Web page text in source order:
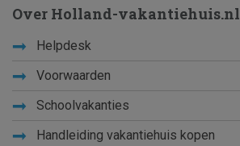
Over Holland-vakantiehuis.nl
Helpdesk
Voorwaarden
Schoolvakanties
Handleiding vakantiehuis kopen